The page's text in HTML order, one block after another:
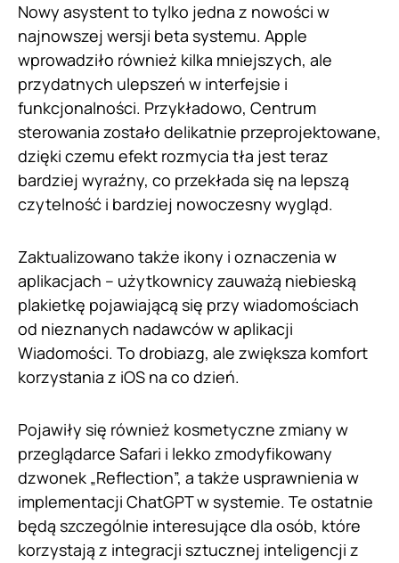
Nowy asystent to tylko jedna z nowości w
najnowszej wersji beta systemu. Apple
wprowadziło również kilka mniejszych, ale
przydatnych ulepszeń w interfejsie i
funkcjonalności. Przykładowo, Centrum
sterowania zostało delikatnie przeprojektowane,
dzięki czemu efekt rozmycia tła jest teraz
bardziej wyraźny, co przekłada się na lepszą
czytelność i bardziej nowoczesny wygląd.
Zaktualizowano także ikony i oznaczenia w
aplikacjach – użytkownicy zauważą niebieską
plakietkę pojawiającą się przy wiadomościach
od nieznanych nadawców w aplikacji
Wiadomości. To drobiazg, ale zwiększa komfort
korzystania z iOS na co dzień.
Pojawiły się również kosmetyczne zmiany w
przeglądarce Safari i lekko zmodyfikowany
dzwonek „Reflection”, a także usprawnienia w
implementacji ChatGPT w systemie. Te ostatnie
będą szczególnie interesujące dla osób, które
korzystają z integracji sztucznej inteligencji z